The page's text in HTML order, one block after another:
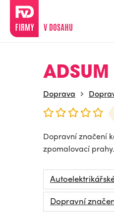
Doprava
Dopravní značení
zpomalovací prahy.
Dopravní